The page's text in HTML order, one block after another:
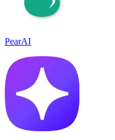
PearAI